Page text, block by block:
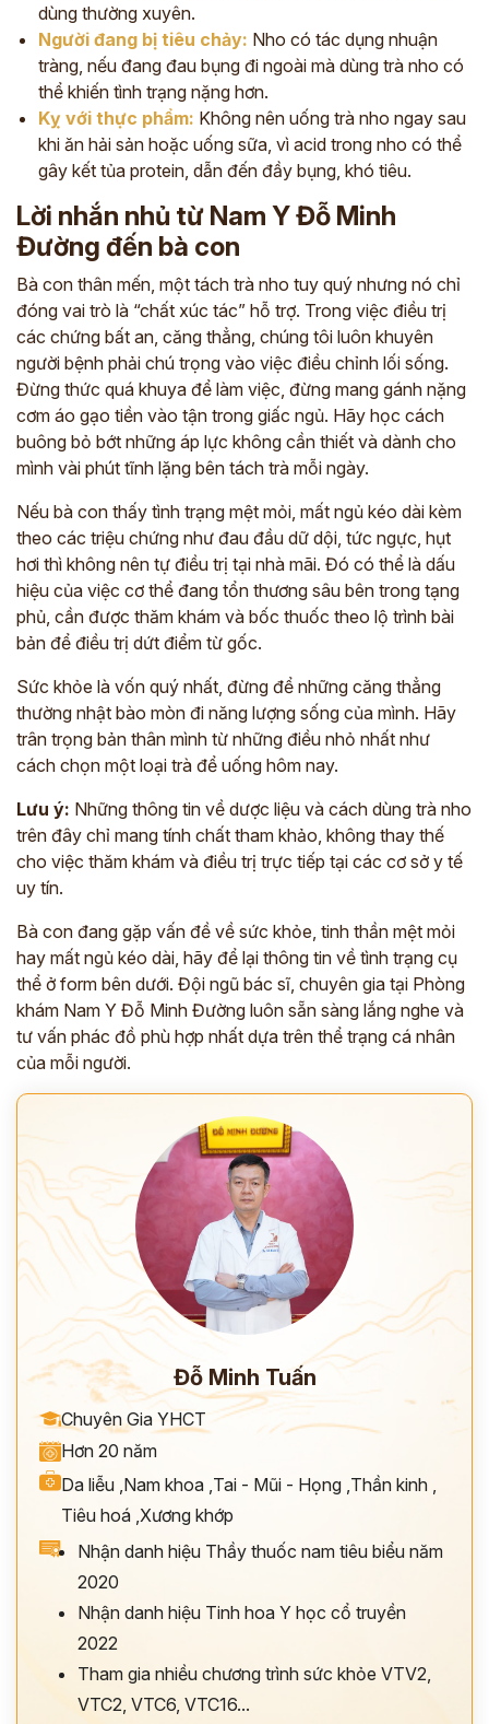
dùng thường xuyên.
Người đang bị tiêu chảy: Nho có tác dụng nhuận
tràng, nếu đang đau bụng đi ngoài mà dùng trà nho có
thể khiến tình trạng nặng hơn.
Kỵ với thực phẩm: Không nên uống trà nho ngay sau
khi ăn hải sản hoặc uống sữa, vì acid trong nho có thể
gây kết tủa protein, dẫn đến đầy bụng, khó tiêu.
Lời nhắn nhủ từ Nam Y Đỗ Minh
Đường đến bà con
Bà con thân mến, một tách trà nho tuy quý nhưng nó chỉ
đóng vai trò là “chất xúc tác” hỗ trợ. Trong việc điều trị
các chứng bất an, căng thẳng, chúng tôi luôn khuyên
người bệnh phải chú trọng vào việc điều chỉnh lối sống.
Đừng thức quá khuya để làm việc, đừng mang gánh nặng
cơm áo gạo tiền vào tận trong giấc ngủ. Hãy học cách
buông bỏ bớt những áp lực không cần thiết và dành cho
mình vài phút tĩnh lặng bên tách trà mỗi ngày.
Nếu bà con thấy tình trạng mệt mỏi, mất ngủ kéo dài kèm
theo các triệu chứng như đau đầu dữ dội, tức ngực, hụt
hơi thì không nên tự điều trị tại nhà mãi. Đó có thể là dấu
hiệu của việc cơ thể đang tổn thương sâu bên trong tạng
phủ, cần được thăm khám và bốc thuốc theo lộ trình bài
bản để điều trị dứt điểm từ gốc.
Sức khỏe là vốn quý nhất, đừng để những căng thẳng
thường nhật bào mòn đi năng lượng sống của mình. Hãy
trân trọng bản thân mình từ những điều nhỏ nhất như
cách chọn một loại trà để uống hôm nay.
Lưu ý: Những thông tin về dược liệu và cách dùng trà nho
trên đây chỉ mang tính chất tham khảo, không thay thế
cho việc thăm khám và điều trị trực tiếp tại các cơ sở y tế
uy tín.
Bà con đang gặp vấn đề về sức khỏe, tinh thần mệt mỏi
hay mất ngủ kéo dài, hãy để lại thông tin về tình trạng cụ
thể ở form bên dưới. Đội ngũ bác sĩ, chuyên gia tại Phòng
khám Nam Y Đỗ Minh Đường luôn sẵn sàng lắng nghe và
tư vấn phác đồ phù hợp nhất dựa trên thể trạng cá nhân
của mỗi người.
Đỗ Minh Tuấn
Chuyên Gia YHCT
Hơn 20 năm
Da liễu ,Nam khoa ,Tai - Mũi - Họng ,Thần kinh ,
Tiêu hoá ,Xương khớp
Nhận danh hiệu Thầy thuốc nam tiêu biểu năm
2020
Nhận danh hiệu Tinh hoa Y học cổ truyền
2022
Tham gia nhiều chương trình sức khỏe VTV2,
VTC2, VTC6, VTC16...
ĐĂNG KÝ TƯ VẤN
THĂM KHÁM
CÙNG CHUYÊN GIA Y HỌC CỔ TRUYỀN
*